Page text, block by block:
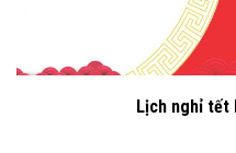
Lịch nghỉ tết